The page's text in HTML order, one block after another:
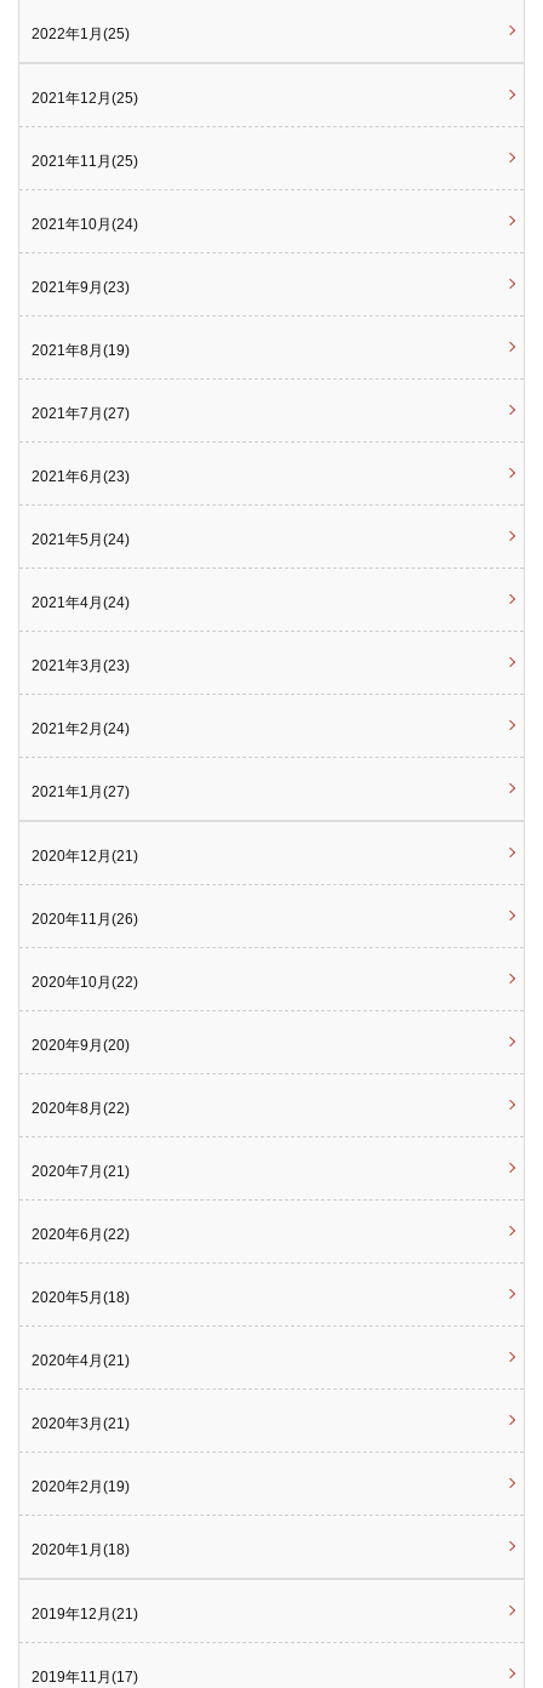
2022年1月(25)
2021年12月(25)
2021年11月(25)
2021年10月(24)
2021年9月(23)
2021年8月(19)
2021年7月(27)
2021年6月(23)
2021年5月(24)
2021年4月(24)
2021年3月(23)
2021年2月(24)
2021年1月(27)
2020年12月(21)
2020年11月(26)
2020年10月(22)
2020年9月(20)
2020年8月(22)
2020年7月(21)
2020年6月(22)
2020年5月(18)
2020年4月(21)
2020年3月(21)
2020年2月(19)
2020年1月(18)
2019年12月(21)
2019年11月(17)